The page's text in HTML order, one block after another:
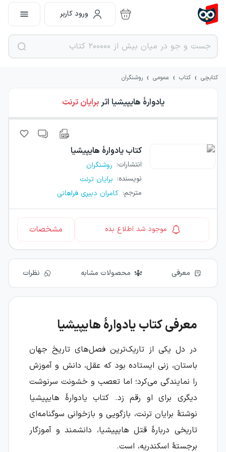
ورود کاربر
کتابچی › کتاب › عمومی › روشنگران
یادوارهٔ هایپیشیا اثربرایان ترنت
کتاب یادوارهٔ هایپیشیا
انتشارات: روشنگران
نویسنده: برایان ترنت
مترجم: کامران دبیری فراهانی
موجود شد اطلاع بده مشخصات
معرفی محصولات مشابه نظرات
معرفی کتاب یادوارهٔ هایپیشیا
در دل یکی از تاریک‌ترین فصل‌های تاریخ جهان
باستان، زنی ایستاده بود که عقل، دانش و آموزش
را نمایندگی می‌کرد؛ اما تعصب و خشونت سرنوشت
دیگری برای او رقم زد. کتاب یادوارهٔ هایپیشیا
نوشتهٔ برایان ترنت، بازگویی و بازخوانی سوگنامه‌ای
تاریخی دربارهٔ قتل هایپیشیا، دانشمند و آموزگار
برجستهٔ اسکندریه، است.